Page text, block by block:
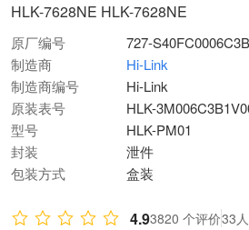
HLK-7628NE HLK-7628NE
原厂编号
727-
制造商
Hi-Link
制造商编号
Hi-Link
原装表号
HLK-
型号
HLK-PM01
封装
泄件
包装方式
盒装
4.93820 个评价33